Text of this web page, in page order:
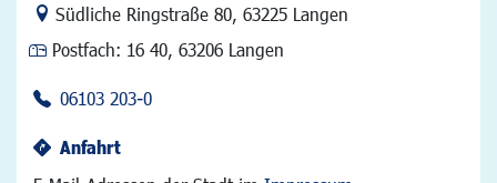
Link zur Google-Maps Navigation
Südliche Ringstraße 80, 63225 Langen
Postfach: 16 40, 63206 Langen
06103 203-0
Anfahrt